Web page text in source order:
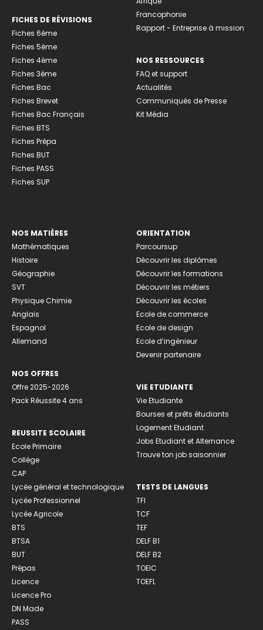
FICHES DE RÉVISIONS
Fiches 6ème
Fiches 5ème
Fiches 4ème
Fiches 3ème
Fiches Bac
Fiches Brevet
Fiches Bac Français
Fiches BTS
Fiches Prépa
Fiches BUT
Fiches PASS
Fiches SUP
Francophonie
Rapport - Entreprise à mission
NOS RESSOURCES
FAQ et support
Actualités
Communiqués de Presse
Kit Média
NOS MATIÈRES
Mathématiques
Histoire
Géographie
SVT
Physique Chimie
Anglais
Espagnol
Allemand
NOS OFFRES
Offre 2025-2026
Pack Réussite 4 ans
REUSSITE SCOLAIRE
Ecole Primaire
Collège
CAP
Lycée général et technologique
Lycée Professionnel
Lycée Agricole
BTS
BTSA
BUT
Prépas
Licence
Licence Pro
DN Made
PASS
ORIENTATION
Parcoursup
Découvrir les diplômes
Découvrir les formations
Découvrir les métiers
Découvrir les écoles
Ecole de commerce
Ecole de design
Ecole d’ingénieur
Devenir partenaire
VIE ETUDIANTE
Vie Etudiante
Bourses et prêts étudiants
Logement Etudiant
Jobs Etudiant et Alternance
Trouve ton job saisonnier
TESTS DE LANGUES
TFI
TCF
TEF
DELF B1
DELF B2
TOEIC
TOEFL